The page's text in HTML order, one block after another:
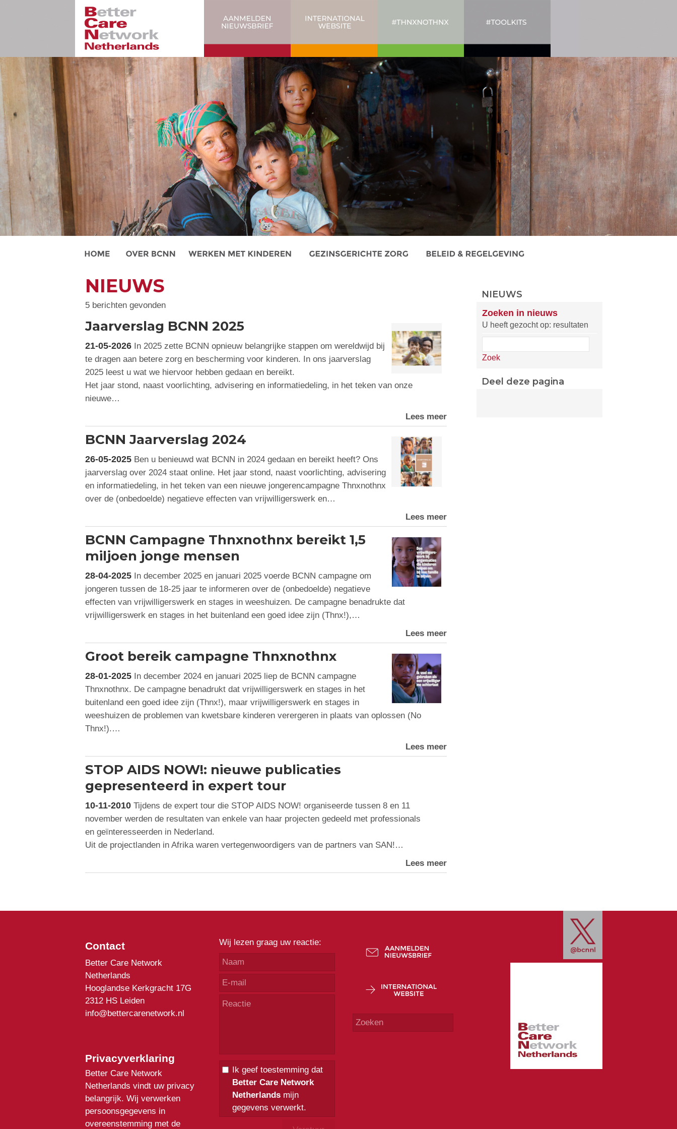
NIEUWS
5 berichten gevonden
Jaarverslag BCNN 2025
21-05-2026In 2025 zette BCNN opnieuw belangrijke stappen om wereldwijd bij
te dragen aan betere zorg en bescherming voor kinderen. In ons jaarverslag
2025 leest u wat we hiervoor hebben gedaan en bereikt.
Het jaar stond, naast voorlichting, advisering en informatiedeling, in het teken van onze
nieuwe…
Lees meer
BCNN Jaarverslag 2024
26-05-2025Ben u benieuwd wat BCNN in 2024 gedaan en bereikt heeft? Ons
jaarverslag over 2024 staat online. Het jaar stond, naast voorlichting, advisering
en informatiedeling, in het teken van een nieuwe jongerencampagne Thnxnothnx
over de (onbedoelde) negatieve effecten van vrijwilligerswerk en…
Lees meer
BCNN Campagne Thnxnothnx bereikt 1,5
miljoen jonge mensen
28-04-2025In december 2025 en januari 2025 voerde BCNN campagne om
jongeren tussen de 18-25 jaar te informeren over de (onbedoelde) negatieve
effecten van vrijwilligerswerk en stages in weeshuizen. De campagne benadrukte dat
vrijwilligerswerk en stages in het buitenland een goed idee zijn (Thnx!),…
Lees meer
Groot bereik campagne Thnxnothnx
28-01-2025In december 2024 en januari 2025 liep de BCNN campagne
Thnxnothnx. De campagne benadrukt dat vrijwilligerswerk en stages in het
buitenland een goed idee zijn (Thnx!), maar vrijwilligerswerk en stages in
weeshuizen de problemen van kwetsbare kinderen verergeren in plaats van oplossen (No
Thnx!).…
Lees meer
STOP AIDS NOW!: nieuwe publicaties
gepresenteerd in expert tour
10-11-2010Tijdens de expert tour die STOP AIDS NOW! organiseerde tussen 8 en 11
november werden de resultaten van enkele van haar projecten gedeeld met professionals
en geïnteresseerden in Nederland.
Uit de projectlanden in Afrika waren vertegenwoordigers van de partners van SAN!…
Lees meer
NIEUWS
Zoeken in nieuws
U heeft gezocht op: resultaten
Zoek
Deel deze pagina
Contact
Better Care Network
Netherlands
Hooglandse Kerkgracht 17G
2312 HS Leiden
info@bettercarenetwork.nl
Privacyverklaring
Better Care Network
Netherlands vindt uw privacy
belangrijk. Wij verwerken
persoonsgegevens in
overeenstemming met de
Wij lezen graag uw reactie:
Ik geef toestemming dat
Better Care Network
Netherlandsmijn
gegevens verwerkt.